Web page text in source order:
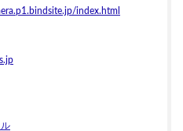
index.html